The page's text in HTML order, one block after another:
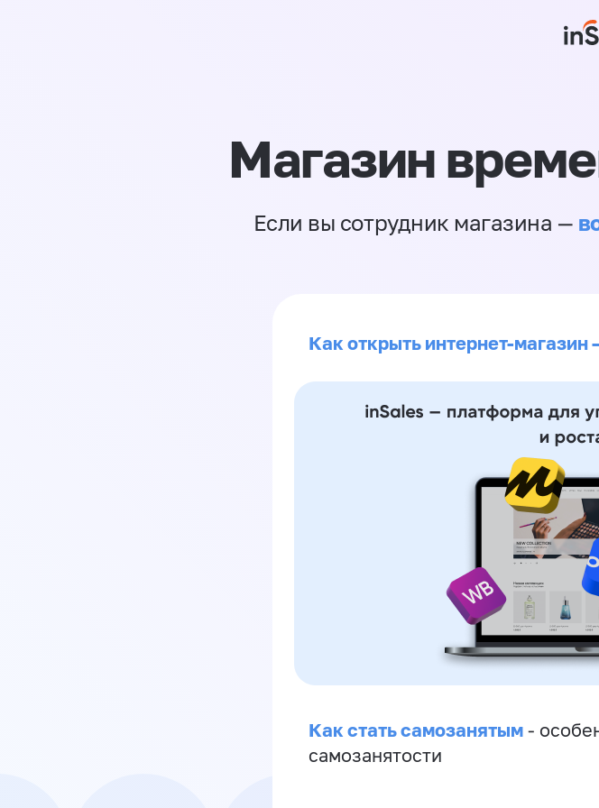
Магазин
Если вы сотрудник магазина —
Как открыть интернет-магазин
Как стать самозанятым -
самозанятости